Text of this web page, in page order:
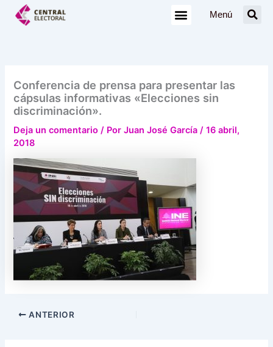
Menú
Conferencia de prensa para presentar las
cápsulas informativas «Elecciones sin
discriminación».
Deja un comentario / PorJuan José García/16 abril,
2018
ANTERIOR